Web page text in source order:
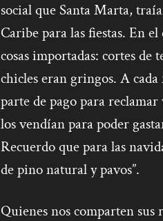
social que Santa Marta,
Caribe para las fiestas. En
cosas importadas: cortes de
chicles eran gringos. A
parte de pago para
los vendían para poder
Recuerdo que para las
de pino natural y pavos”.
Quienes nos comparten sus